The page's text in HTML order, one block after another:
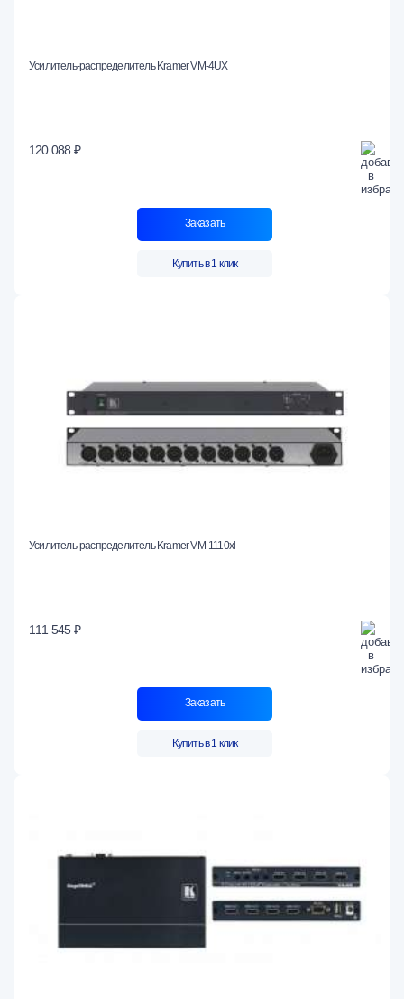
Усилитель-распределитель Kramer VM-4UX
120 088 ₽
Заказать
Купить в 1 клик
Усилитель-распределитель Kramer VM-1110xl
111 545 ₽
Заказать
Купить в 1 клик